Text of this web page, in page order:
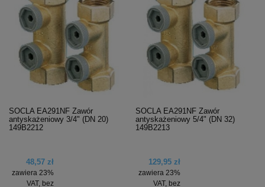
SOCLA EA291NF Zawór
antyskażeniowy 3/4" (DN 20)
149B2212
48,57 zł
zawiera 23%
VAT, bez
SOCLA EA291NF Zawór
antyskażeniowy 5/4" (DN 32)
149B2213
129,95 zł
zawiera 23%
VAT, bez